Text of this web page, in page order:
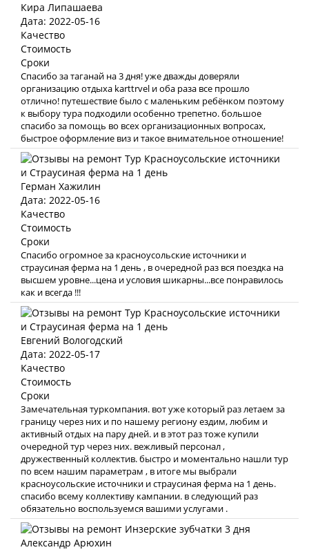
Кира Липашаева
Дата: 2022-05-16
Качество
Стоимость
Сроки
Спасибо за таганай на 3 дня! уже дважды доверяли
организацию отдыха karttrvel и оба раза все прошло
отлично! путешествие было с маленьким ребёнком поэтому
к выбору тура подходили особенно трепетно. большое
спасибо за помощь во всех организационных вопросах,
быстрое оформление виз и такое внимательное отношение!
Герман Хажилин
Дата: 2022-05-16
Качество
Стоимость
Сроки
Спасибо огромное за красноусольские источники и
страусиная ферма на 1 день , в очередной раз вся поездка на
высшем уровне...цена и условия шикарны...все понравилось
как и всегда !!!
Евгений Вологодский
Дата: 2022-05-17
Качество
Стоимость
Сроки
Замечательная туркомпания. вот уже который раз летаем за
границу через них и по нашему региону ездим, любим и
активный отдых на пару дней. и в этот раз тоже купили
очередной тур через них. вежливый персонал ,
дружественный коллектив. быстро и моментально нашли тур
по всем нашим параметрам , в итоге мы выбрали
красноусольские источники и страусиная ферма на 1 день.
спасибо всему коллективу кампании. в следующий раз
обязательно воспользуемся вашими услугами .
Александр Арюхин